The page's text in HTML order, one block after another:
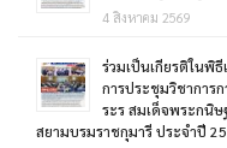
4 สิงหาคม 2569
ร่วมเป็นเกียรติในพิ
การประชุมวิชาการ
ระร สมเด็จพระกนิษ
สยามบรมราชกุมารี ประจำปี